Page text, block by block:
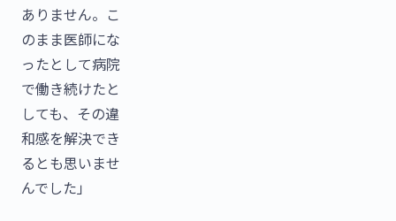
ありません。こ
のまま医師にな
ったとして病院
で働き続けたと
しても、その違
和感を解決でき
るとも思いませ
んでした」